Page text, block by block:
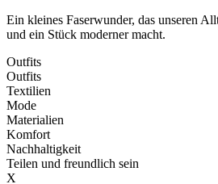
Ein kleines Faserwunder, das unseren
und ein Stück moderner macht.
Outfits
Outfits
Textilien
Mode
Materialien
Komfort
Nachhaltigkeit
Teilen und freundlich sein
X